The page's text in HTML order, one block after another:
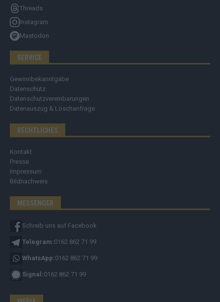
Threads
Instagram
Mastodon
SERVICE
Gewinnbekanntgabe
Datenschutz
Datenschutzvereinbarungen
Datenauszug & Löschanfrage
RECHTLICHES
Kontakt
Presse
Impressum
Bildnachweis
MESSENGER
Schreib uns auf Facebook
Telegram:0162 862 71 99
WhatsApp:0162 862 71 99
Signal:0162 862 71 99